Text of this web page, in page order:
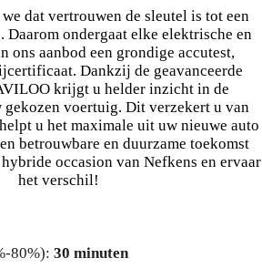
dat vertrouwen de sleutel is tot een
ondergaat elke elektrische en
ons aanbod een grondige accutest,
Dankzij de geavanceerde
krijgt u helder inzicht in de
gekozen voertuig. Dit verzekert u van
u het maximale uit uw nieuwe auto
betrouwbare en duurzame toekomst
occasion van Nefkens en ervaar
het verschil!
80%): 30 minuten